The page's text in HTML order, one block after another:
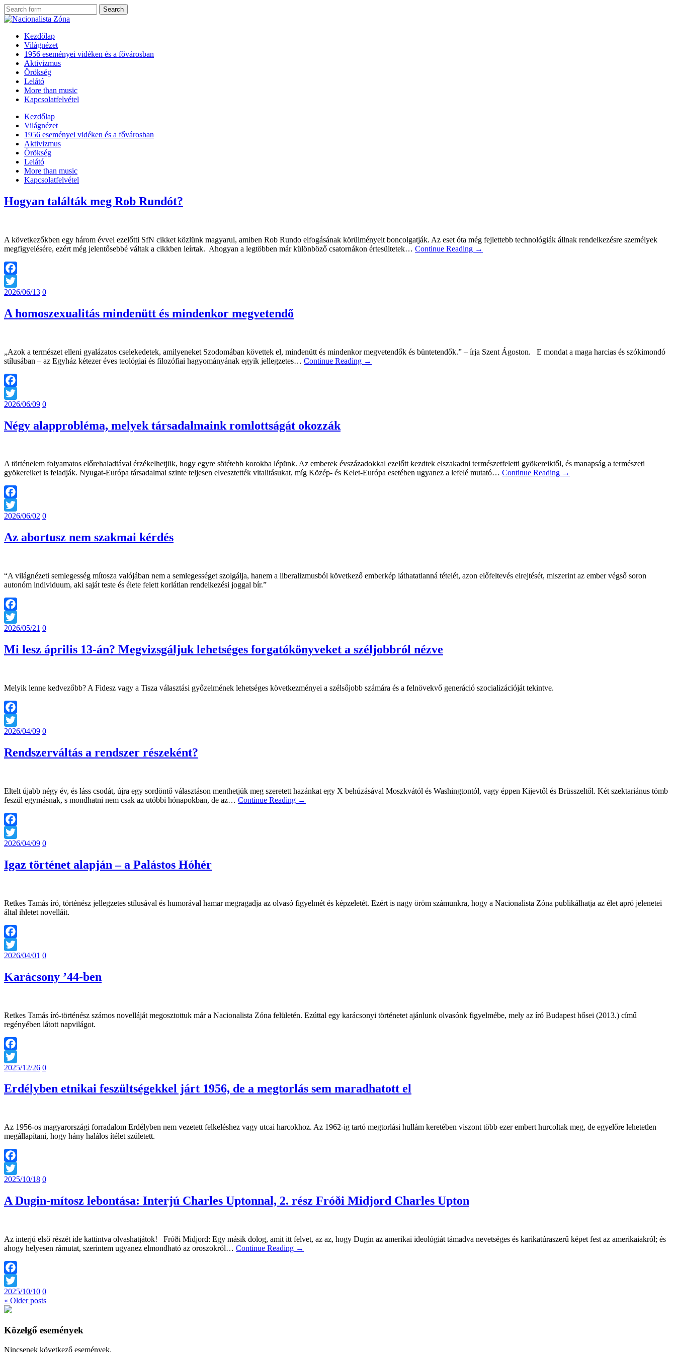
Kezdőlap
Világnézet
1956 eseményei vidéken és a fővárosban
Aktivizmus
Örökség
Lelátó
More than music
Kapcsolatfelvétel
Kezdőlap
Világnézet
1956 eseményei vidéken és a fővárosban
Aktivizmus
Örökség
Lelátó
More than music
Kapcsolatfelvétel
Hogyan találták meg Rob Rundót?
A következőkben egy három évvel ezelőtti SfN cikket közlünk magyarul, amiben Rob Rundo elfogásának körülményeit boncolgatják. Az eset óta még fejlettebb technológiák állnak rendelkezésre személyek
megfigyelésére, ezért még jelentősebbé váltak a cikkben leírtak. Ahogyan a legtöbben már különböző csatornákon értesültetek… Continue Reading →
Facebook
Twitter
2026/06/13 0
A homoszexualitás mindenütt és mindenkor megvetendő
„Azok a természet elleni gyalázatos cselekedetek, amilyeneket Szodomában követtek el, mindenütt és mindenkor megvetendők és büntetendők.” – írja Szent Ágoston. E mondat a maga harcias és szókimondó
stílusában – az Egyház kétezer éves teológiai és filozófiai hagyományának egyik jellegzetes… Continue Reading →
Facebook
Twitter
2026/06/09 0
Négy alapprobléma, melyek társadalmaink romlottságát okozzák
A történelem folyamatos előrehaladtával érzékelhetjük, hogy egyre sötétebb korokba lépünk. Az emberek évszázadokkal ezelőtt kezdtek elszakadni természetfeletti gyökereiktől, és manapság a természeti
gyökereiket is feladják. Nyugat-Európa társadalmai szinte teljesen elvesztették vitalitásukat, míg Közép- és Kelet-Európa esetében ugyanez a lefelé mutató… Continue Reading →
Facebook
Twitter
2026/06/02 0
Az abortusz nem szakmai kérdés
“A világnézeti semlegesség mítosza valójában nem a semlegességet szolgálja, hanem a liberalizmusból következő emberkép láthatatlanná tételét, azon előfeltevés elrejtését, miszerint az ember végső soron
autonóm individuum, aki saját teste és élete felett korlátlan rendelkezési joggal bír.”
Facebook
Twitter
2026/05/21 0
Mi lesz április 13-án? Megvizsgáljuk lehetséges forgatókönyveket a széljobbról nézve
Melyik lenne kedvezőbb? A Fidesz vagy a Tisza választási győzelmének lehetséges következményei a szélsőjobb számára és a felnövekvő generáció szocializációját tekintve.
Facebook
Twitter
2026/04/09 0
Rendszerváltás a rendszer részeként?
Eltelt újabb négy év, és láss csodát, újra egy sordöntő választáson menthetjük meg szeretett hazánkat egy X behúzásával Moszkvától és Washingtontól, vagy éppen Kijevtől és Brüsszeltől. Két szektariánus tömb
feszül egymásnak, s mondhatni nem csak az utóbbi hónapokban, de az… Continue Reading →
Facebook
Twitter
2026/04/09 0
Igaz történet alapján – a Palástos Hóhér
Retkes Tamás író, történész jellegzetes stílusával és humorával hamar megragadja az olvasó figyelmét és képzeletét. Ezért is nagy öröm számunkra, hogy a Nacionalista Zóna publikálhatja az élet apró jelenetei
által ihletet novelláit.
Facebook
Twitter
2026/04/01 0
Karácsony ’44-ben
Retkes Tamás író-történész számos novelláját megosztottuk már a Nacionalista Zóna felületén. Ezúttal egy karácsonyi történetet ajánlunk olvasónk figyelmébe, mely az író Budapest hősei (2013.) című
regényében látott napvilágot.
Facebook
Twitter
2025/12/26 0
Erdélyben etnikai feszültségekkel járt 1956, de a megtorlás sem maradhatott el
Az 1956-os magyarországi forradalom Erdélyben nem vezetett felkeléshez vagy utcai harcokhoz. Az 1962-ig tartó megtorlási hullám keretében viszont több ezer embert hurcoltak meg, de egyelőre lehetetlen
megállapítani, hogy hány halálos ítélet született.
Facebook
Twitter
2025/10/18 0
A Dugin-mítosz lebontása: Interjú Charles Uptonnal, 2. rész Fróði Midjord Charles Upton
Az interjú első részét ide kattintva olvashatjátok! Fróði Midjord: Egy másik dolog, amit itt felvet, az az, hogy Dugin az amerikai ideológiát támadva nevetséges és karikatúraszerű képet fest az amerikaiakról; és
ahogy helyesen rámutat, szerintem ugyanez elmondható az oroszokról… Continue Reading →
Facebook
Twitter
2025/10/10 0
« Older posts
Közelgő események
Nincsenek következő események.